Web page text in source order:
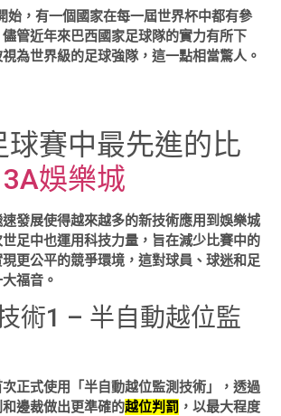
始，有一個國家在每一屆世界杯中都有參
管近年來巴西國家足球隊的實力有所下
為世界級的足球強隊，這一點相當驚人。
球賽中最先進的比
3A娛樂城
發展使得越來越多的新技術應用到娛樂城
足中也運用科技力量，旨在減少比賽中的
更公平的競爭環境，這對球員、球迷和足
福音。
術1 – 半自動越位監
正式使用「半自動越位監測技術」，透過
邊裁做出更準確的越位判罰 ，以最大程度